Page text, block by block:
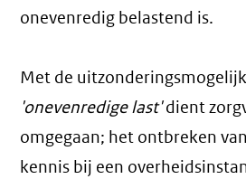
onevenredig belastend is.
Met de
'onevenredige last'dient
omgegaan; het ontbreken
kennis bij een